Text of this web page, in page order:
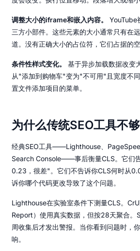
调整大小的iframe和嵌入内容。
YouTube
三方小部件。这些元素的大小通常只有在
道。没有正确大小的占位符，它们占据的空
条件性样式变化。
基于异步加载数据改变
从"添加到购物车"变为"不可用"且宽度不
置文件添加项目的菜单。
为什么传统SEO工具不够
经典SEO工具——Lighthouse、
Search Console——事后衡量CLS。它们
0.23，很差"。它们不告诉你CLS何时从
诉你哪个代码更改导致了这个问题。
Lighthouse在实验室条件下测量CLS。
Report）使用真实数据，但按28天聚合。
周收集后才发出警报。当你看到问题时，
响。